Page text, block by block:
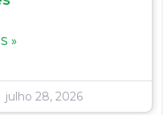
»
julho 28, 2026